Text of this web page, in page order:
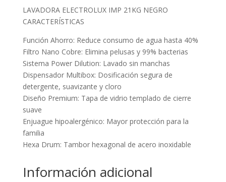
LAVADORA ELECTROLUX IMP 21KG NEGRO
CARACTERÍSTICAS
Función Ahorro: Reduce consumo de agua hasta 40%
Filtro Nano Cobre: Elimina pelusas y 99% bacterias
Sistema Power Dilution: Lavado sin manchas
Dispensador Multibox: Dosificación segura de
detergente, suavizante y cloro
Diseño Premium: Tapa de vidrio templado de cierre
suave
Enjuague hipoalergénico: Mayor protección para la
familia
Hexa Drum: Tambor hexagonal de acero inoxidable
Información adicional